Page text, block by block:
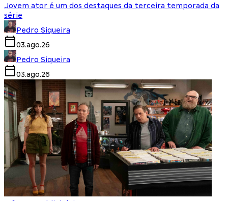
Jovem ator é um dos destaques da terceira temporada da
série
Pedro Siqueira
03.ago.26
Pedro Siqueira
03.ago.26